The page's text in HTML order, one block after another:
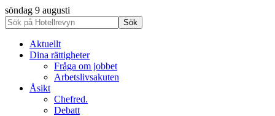
söndag 9 augusti
Aktuellt
Dina rättigheter
Fråga om jobbet
Arbetslivsakuten
Åsikt
Chefred.
Debatt